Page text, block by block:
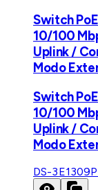
Switch
10/100
Uplink /
Modo
Switch
10/100
Uplink /
Modo
DS-